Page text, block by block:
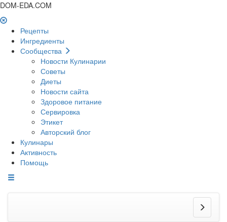
DOM-EDA.COM
Рецепты
Ингредиенты
Сообщества
Новости Кулинарии
Советы
Диеты
Новости сайта
Здоровое питание
Сервировка
Этикет
Авторский блог
Кулинары
Активность
Помощь